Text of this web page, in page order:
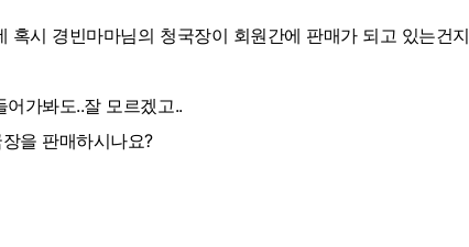
혹시 경빈마마님의 청국장이 회원간에 판매가 되고 있는건지
가봐도..잘 모르겠고..
을 판매하시나요?